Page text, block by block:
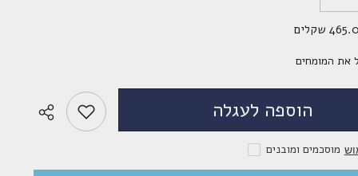
את
הכמות
עבור
Elf
שקלים
את המומחים
הוספה לעגלה
מוסכמים ומובנים